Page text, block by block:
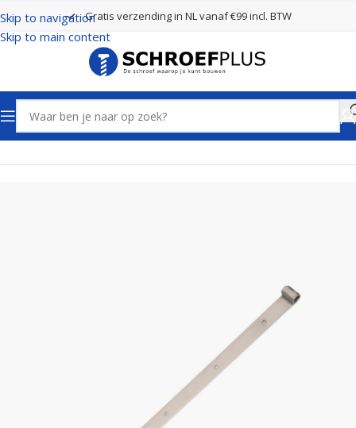
Skip to navigation
Skip to main content
Gratis verzending in NL vanaf €99 incl. BTW
Home Poort- en hekbeslag Hengen RVS